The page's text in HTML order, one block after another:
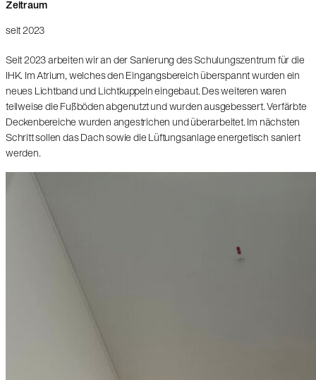
Zeitraum
seit 2023
Seit 2023 arbeiten wir an der Sanierung des Schulungszentrum für die
IHK. Im Atrium, welches den Eingangsbereich überspannt wurden ein
neues Lichtband und Lichtkuppeln eingebaut. Des weiteren waren
teilweise die Fußböden abgenutzt und wurden ausgebessert. Verfärbte
Deckenbereiche wurden angestrichen und überarbeitet. Im nächsten
Schritt sollen das Dach sowie die Lüftungsanlage energetisch saniert
werden.